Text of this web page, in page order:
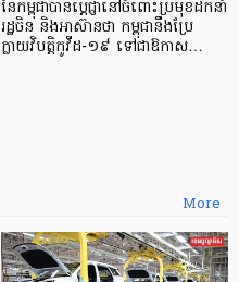
នៃកម្ពុជាបានប្តេជ្ញានៅចំពោះប្រមុខដឹកនាំ
រដ្ឋចិន និងអាស៊ានថា កម្ពុជានឹងប្រែ
ក្លាយវិបត្តិកូវីដ-១៩ ទៅជាឱកាស…
More